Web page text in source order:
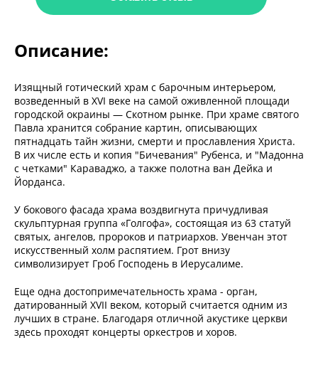
Описание:
Изящный готический храм с барочным интерьером,
возведенный в XVI веке на самой оживленной площади
городской окраины — Скотном рынке. При храме святого
Павла хранится собрание картин, описывающих
пятнадцать тайн жизни, смерти и прославления Христа.
В их числе есть и копия "Бичевания" Рубенса, и "Мадонна
с четками" Караваджо, а также полотна ван Дейка и
Йорданса.
У бокового фасада храма воздвигнута причудливая
скульптурная группа «Голгофа», состоящая из 63 статуй
святых, ангелов, пророков и патриархов. Увенчан этот
искусственный холм распятием. Грот внизу
символизирует Гроб Господень в Иерусалиме.
Еще одна достопримечательность храма - орган,
датированный XVII веком, который считается одним из
лучших в стране. Благодаря отличной акустике церкви
здесь проходят концерты оркестров и хоров.